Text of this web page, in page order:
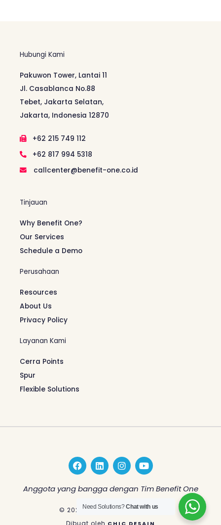
Hubungi Kami
Pakuwon Tower, Lantai 11
Jl. Casablanca No.88
Tebet, Jakarta Selatan,
Jakarta, Indonesia 12870
+62 215 749 112
+62 817 994 5318
callcenter@benefit-one.co.id
Tinjauan
Why Benefit One?
Our Services
Schedule a Demo
Perusahaan
Resources
About Us
Privacy Policy
Layanan Kami
Cerra Points
Spur
Flexible Solutions
F
a
c
e
L
i
n
k
e
d
I
n
s
t
a
g
Y
o
u
t
b
Anggota yang bangga dengan Tim Benefit One
© 2026 Benefit One Indonesia
Need Solutions?Chat with us